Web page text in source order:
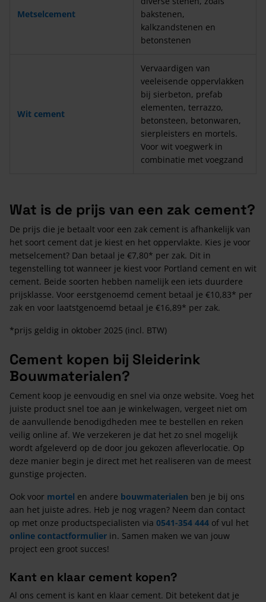
Metselcement
bakstenen,
kalkzandstenen en
betonstenen
Wit cement
Vervaardigen van
veeleisende oppervlakken
bij sierbeton, prefab
elementen, terrazzo,
betonsteen, betonwaren,
sierpleisters en mortels.
Voor wit voegwerk in
combinatie met voegzand
Wat is de prijs van een zak cement?
De prijs die je betaalt voor een zak cement is afhankelijk van
het soort cement dat je kiest en het oppervlakte. Kies je voor
metselcement? Dan betaal je €7,80* per zak. Dit in
tegenstelling tot wanneer je kiest voor Portland cement en wit
cement. Beide soorten hebben namelijk een iets duurdere
prijsklasse. Voor eerstgenoemd cement betaal je €10,83* per
zak en voor laatstgenoemd betaal je €16,89* per zak.
*prijs geldig in oktober 2025 (incl. BTW)
Cement kopen bij Sleiderink
Bouwmaterialen?
Cement koop je eenvoudig en snel via onze website. Voeg het
juiste product snel toe aan je winkelwagen, vergeet niet om
de aanvullende benodigdheden mee te bestellen en reken
veilig online af. We verzekeren je dat het zo snel mogelijk
wordt afgeleverd op de door jou gekozen afleverlocatie. Op
deze manier begin je direct met het realiseren van de meest
gunstige projecten.
Ook voor mortel en andere bouwmaterialen ben je bij ons
aan het juiste adres. Heb je nog vragen? Neem dan contact
op met onze productspecialisten via 0541-354 444 of vul het
online contactformulier in. Samen maken we van jouw
project een groot succes!
Kant en klaar cement kopen?
Al ons cement is kant en klaar cement. Dit betekent dat je